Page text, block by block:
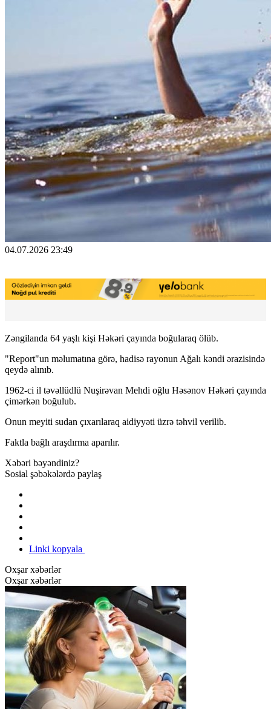
04.07.2026 23:49
Zəngilanda 64 yaşlı kişi Həkəri çayında boğularaq ölüb.
"Report"un məlumatına görə, hadisə rayonun Ağalı kəndi ərazisində
qeydə alınıb.
1962-ci il təvəllüdlü Nuşirəvan Mehdi oğlu Həsənov Həkəri çayında
çimərkən boğulub.
Onun meyiti sudan çıxarılaraq aidiyyəti üzrə təhvil verilib.
Faktla bağlı araşdırma aparılır.
Xəbəri bəyəndiniz?
Sosial şəbəkələrdə paylaş
Linki kopyala
Oxşar xəbərlər
Oxşar xəbərlər